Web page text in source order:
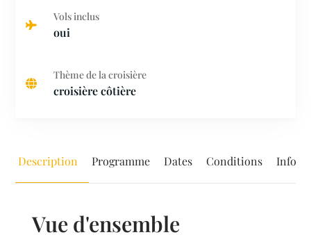
Vols inclus
oui
Thème de la croisière
croisière côtière
Description Programme Dates Conditions
Vue d'ensemble